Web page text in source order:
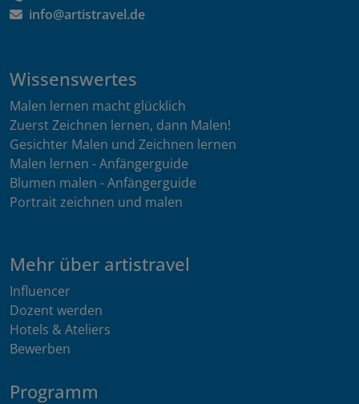
info@artistravel.de
Wissenswertes
Malen lernen macht glücklich
Zuerst Zeichnen lernen, dann Malen!
Gesichter Malen und Zeichnen lernen
Malen lernen - Anfängerguide
Blumen malen - Anfängerguide
Portrait zeichnen und malen
Mehr über artistravel
Influencer
Dozent werden
Hotels & Ateliers
Bewerben
Programm